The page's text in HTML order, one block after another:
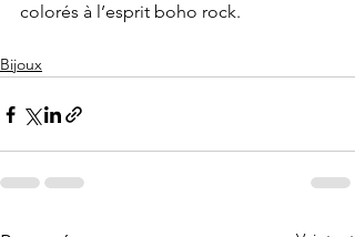
colorés à l’esprit boho rock.
Bijoux